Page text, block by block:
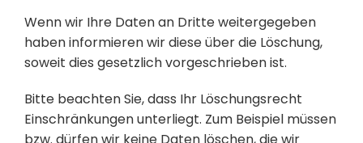
Wenn wir Ihre Daten an Dritte weitergegeben
haben informieren wir diese über die Löschung,
soweit dies gesetzlich vorgeschrieben ist.
Bitte beachten Sie, dass Ihr Löschungsrecht
Einschränkungen unterliegt. Zum Beispiel müssen